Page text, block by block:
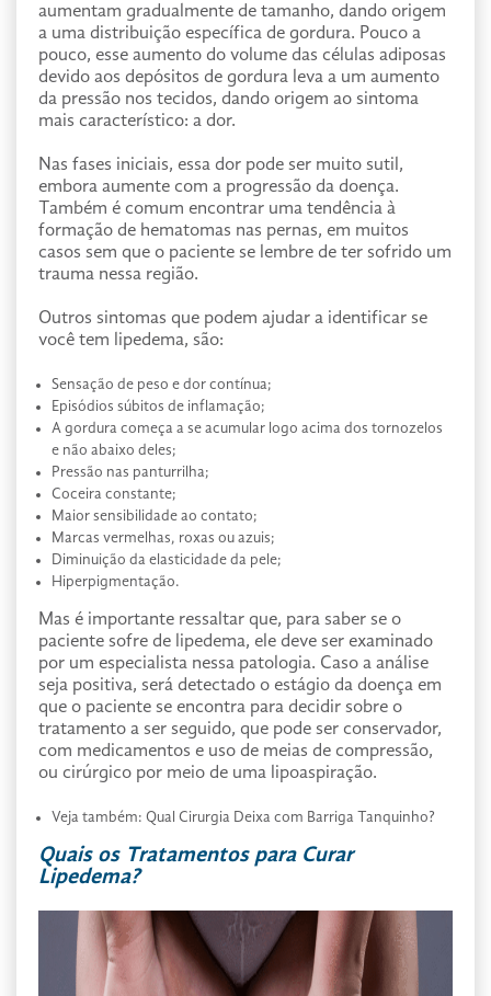
aumentam gradualmente de tamanho, dando origem
a uma distribuição específica de gordura. Pouco a
pouco, esse aumento do volume das células adiposas
devido aos depósitos de gordura leva a um aumento
da pressão nos tecidos, dando origem ao sintoma
mais característico: a dor.
Nas fases iniciais, essa dor pode ser muito sutil,
embora aumente com a progressão da doença.
Também é comum encontrar uma tendência à
formação de hematomas nas pernas, em muitos
casos sem que o paciente se lembre de ter sofrido um
trauma nessa região.
Outros sintomas que podem ajudar a identificar se
você tem lipedema, são:
Sensação de peso e dor contínua;
Episódios súbitos de inflamação;
A gordura começa a se acumular logo acima dos tornozelos
e não abaixo deles;
Pressão nas panturrilha;
Coceira constante;
Maior sensibilidade ao contato;
Marcas vermelhas, roxas ou azuis;
Diminuição da elasticidade da pele;
Hiperpigmentação.
Mas é importante ressaltar que, para saber se o
paciente sofre de lipedema, ele deve ser examinado
por um especialista nessa patologia. Caso a análise
seja positiva, será detectado o estágio da doença em
que o paciente se encontra para decidir sobre o
tratamento a ser seguido, que pode ser conservador,
com medicamentos e uso de meias de compressão,
ou cirúrgico por meio de uma lipoaspiração.
Veja também: Qual Cirurgia Deixa com Barriga Tanquinho?
Quais os Tratamentos para Curar
Lipedema?